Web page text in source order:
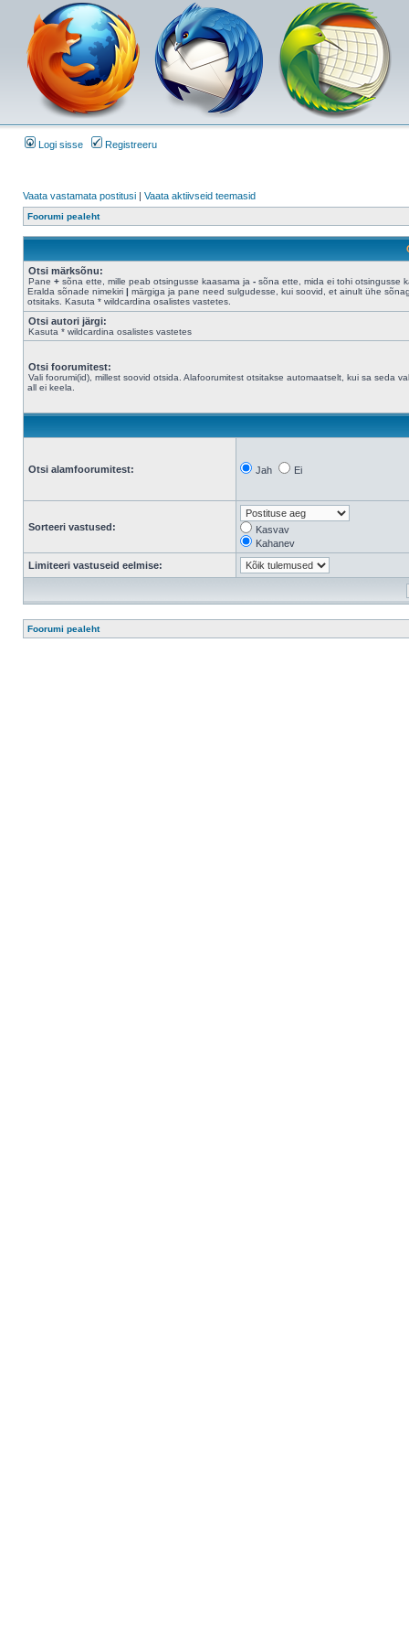
Logi sisse Registreeru
Vaata vastamata postitusi | Vaata aktiivseid teemasid
Foorumi pealeht
Otsi märksõnu:
Pane + sõna ette, mille peab otsingusse kaasama ja - sõna ette, mida ei tohi otsingusse
Eralda sõnade nimekiri | märgiga ja pane need sulgudesse, kui soovid, et ainult ühe
otsitaks. Kasuta * wildcardina osalistes vastetes.
Otsi autori järgi:
Kasuta * wildcardina osalistes vastetes
Otsi foorumitest:
Vali foorumi(id), millest soovid otsida. Alafoorumitest otsitakse automaatselt, kui sa seda
all ei keela.
Otsi alamfoorumitest: Jah Ei
Sorteeri vastused:
Kasvav
Kahanev
Limiteeri vastuseid eelmise:
Foorumi pealeht